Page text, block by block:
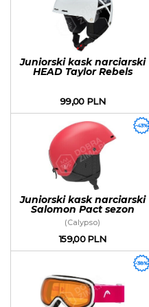
Juniorski kask narciarski
HEAD Taylor Rebels
99,00 PLN
Juniorski kask narciarski
Salomon Pact sezon
2020
(Calypso)
159,00 PLN
-43%
-38%